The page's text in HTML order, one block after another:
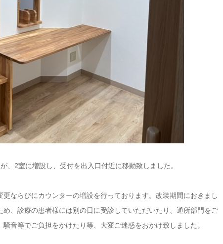
、2室に増設し、受付を出入口付近に移動致しました。
更ならびにカウンターの増設を行っております。改装期間におきまし
め、診療の患者様には別の日に受診していただいたり、通所部門をご
音等でご負担をかけたり等、大変ご迷惑をおかけ致しました。